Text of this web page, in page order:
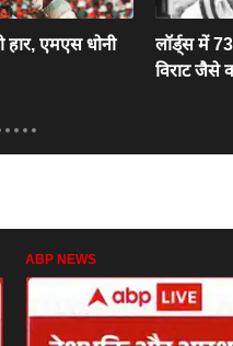
हार, एमएस धोनी
लॉर्ड्स में
विराट जैसे
ABP NEWS